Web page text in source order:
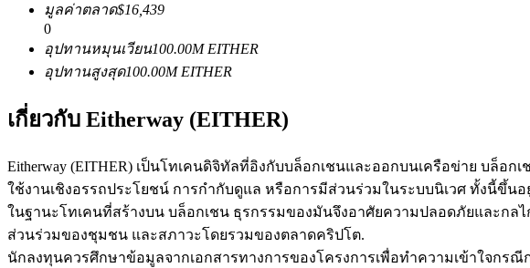
ฟิวเจอร์ส USDC
ฟิวเจอร์สที่ใช้ USDC เป็นหลักประกัน
คัดลอกการซื้อขาย
มูลค่าตลาด$16,439
0
อุปทานหมุนเวียน100.00M EITHER
อุปทานสูงสุด100.00M EITHER
เกี่ยวกับ Eitherway (EITHER)
Eitherway (EITHER) เป็นโทเคนดิจิทัลที่อิงกับบล็อกเชนและออกบนเครือข่าย บล็
ใช้งานเชิงอรรถประโยชน์ การกำกับดูแล หรือการมีส่วนร่วมในระบบนิเวศ ทั้งนี้ขึ้น
ในฐานะโทเคนที่สร้างบน บล็อกเชน ธุรกรรมของมันจึงอาศัยความปลอดภัยและก
ส่วนร่วมของชุมชน และสภาวะโดยรวมของตลาดคริปโต.
นักลงทุนควรศึกษาข้อมูลจากเอกสารทางการของโครงการเพื่อทำความเข้าใจกร